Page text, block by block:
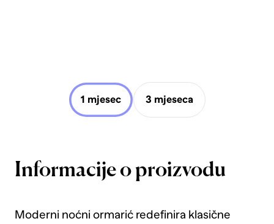
1 mjesec 3 mjeseca
Informacije o proizvodu
Moderni noćni ormarić redefinira klasične